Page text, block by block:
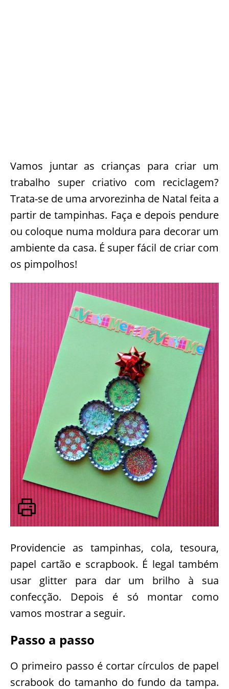
Vamos juntar as crianças para criar um
trabalho super criativo com reciclagem?
Trata-se de uma arvorezinha de Natal feita a
partir de tampinhas. Faça e depois pendure
ou coloque numa moldura para decorar um
ambiente da casa. É super fácil de criar com
os pimpolhos!
Providencie as tampinhas, cola, tesoura,
papel cartão e scrapbook. É legal também
usar glitter para dar um brilho à sua
confecção. Depois é só montar como
vamos mostrar a seguir.
Passo a passo
O primeiro passo é cortar círculos de papel
scrabook do tamanho do fundo da tampa.